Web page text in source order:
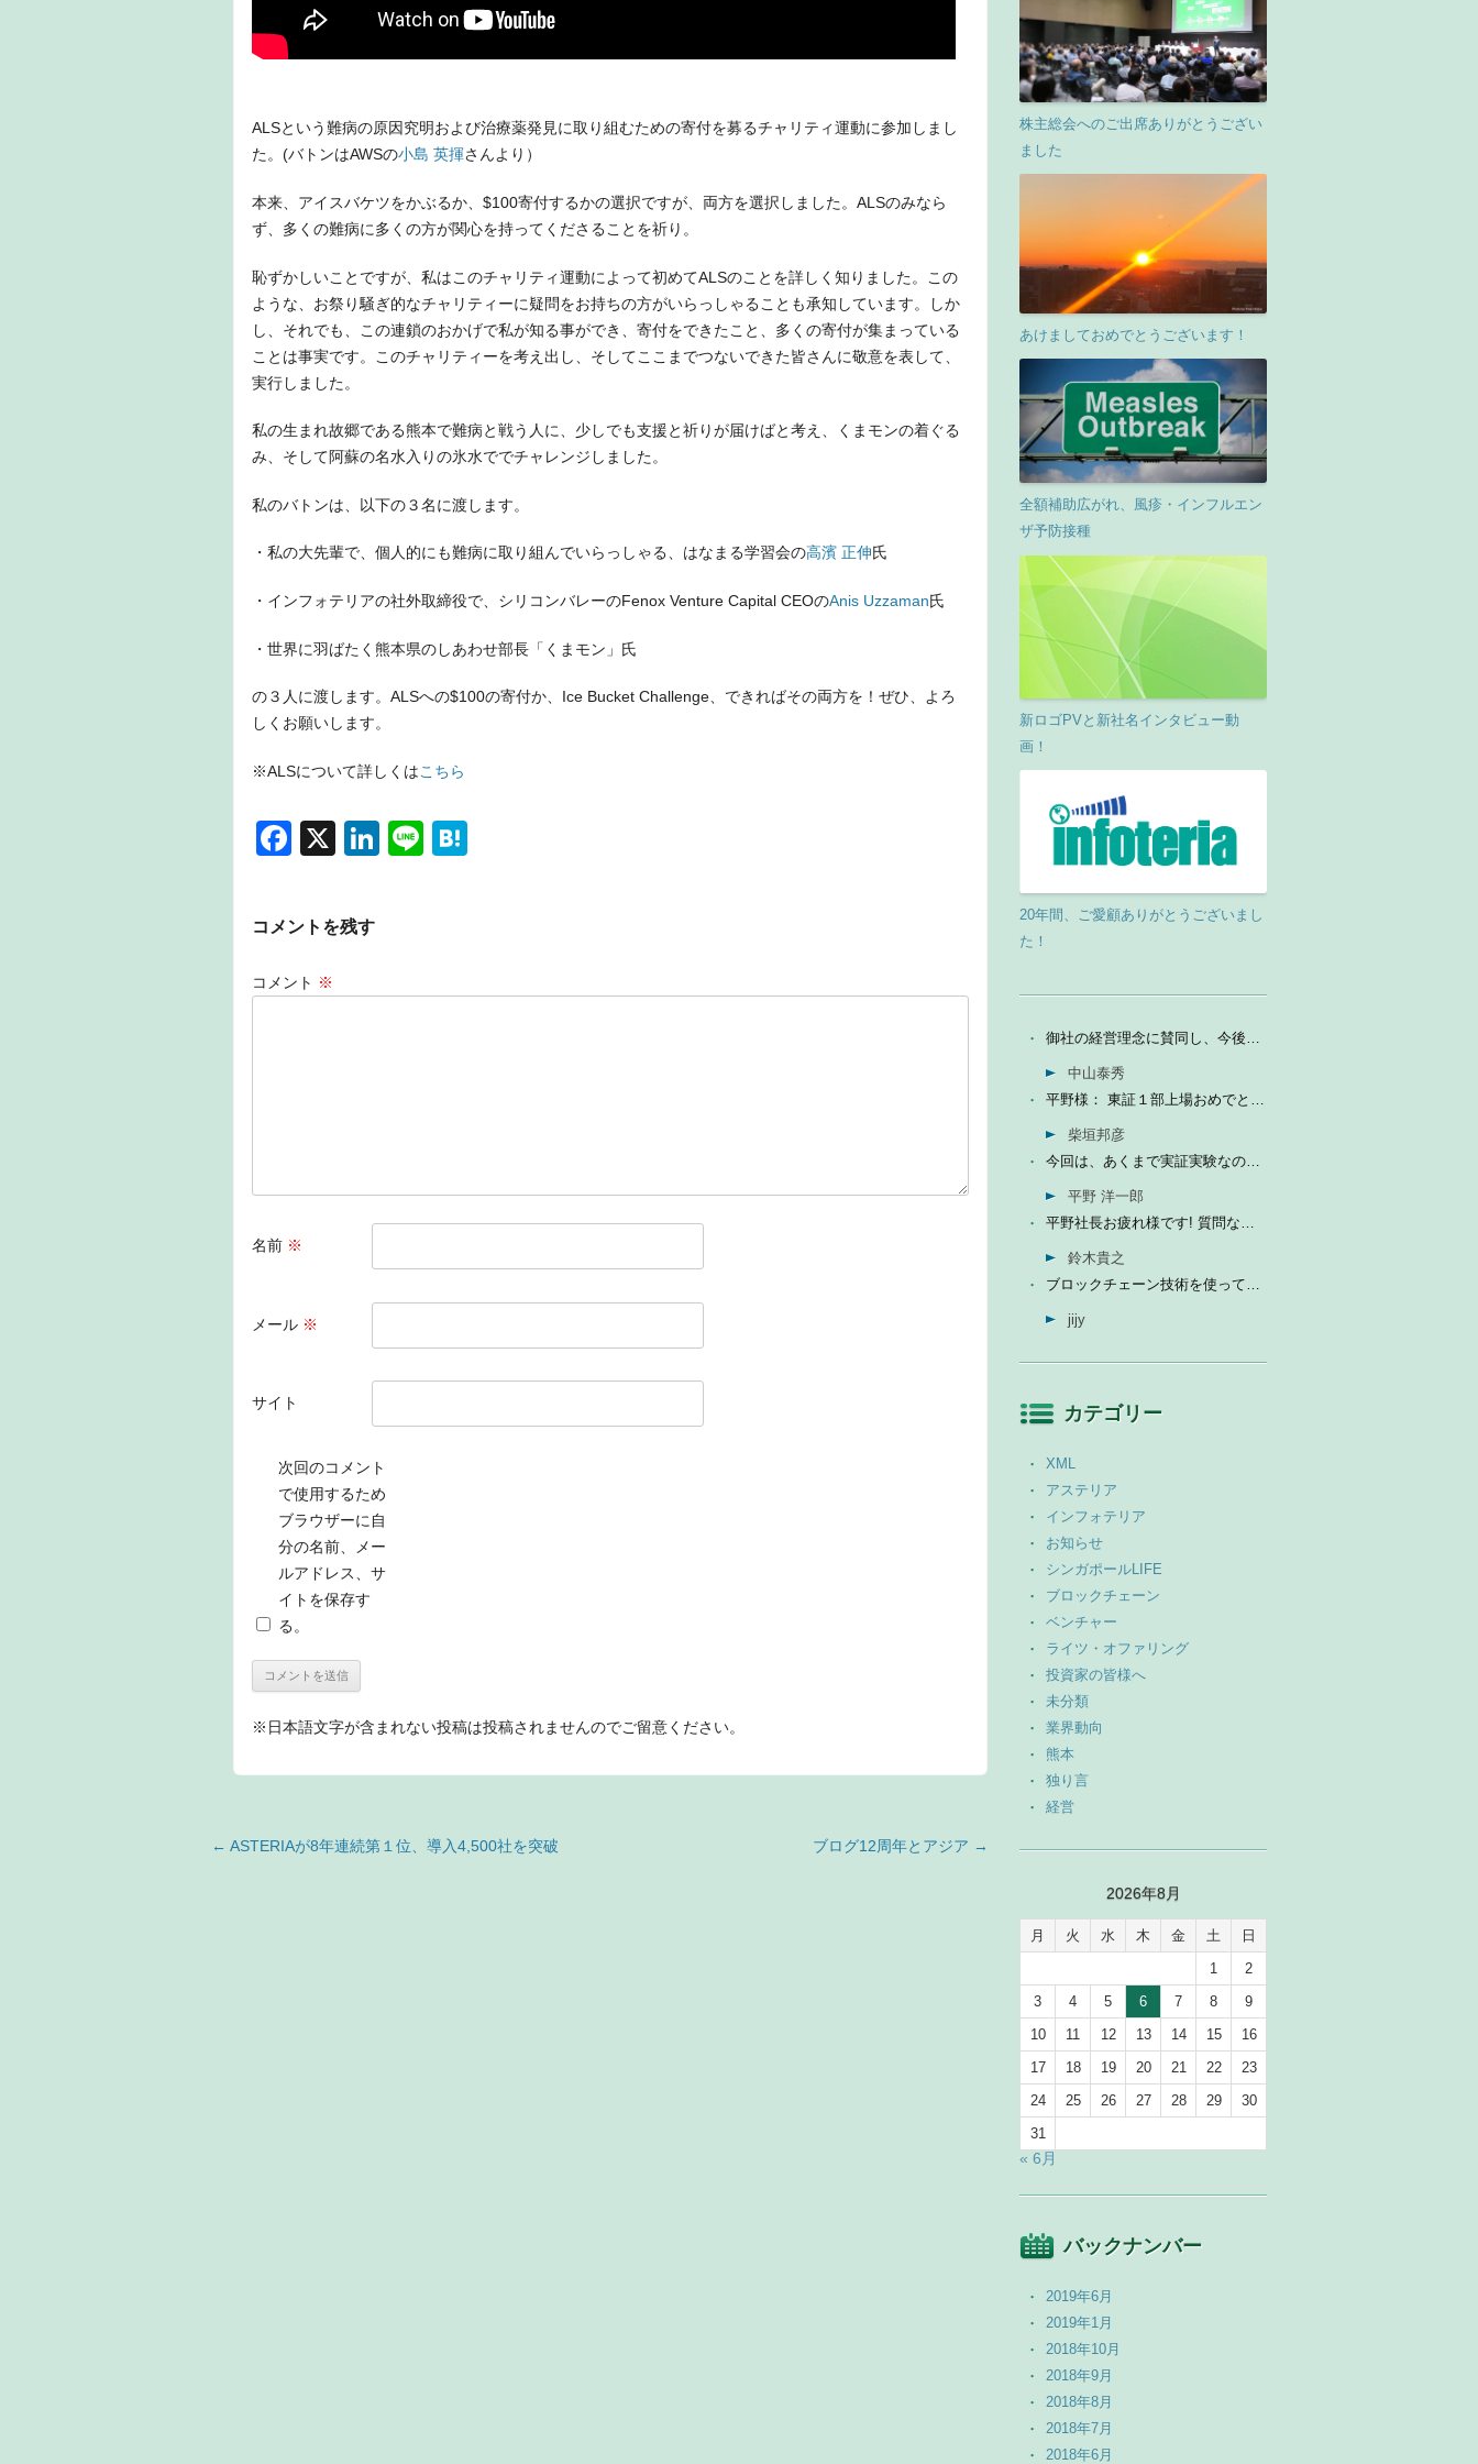
ALSという難病の原因究明および治療薬発見に取り組むための寄付を募るチャリティ運動に参加しまし
た。(バトンはAWSの小島 英揮さんより）
本来、アイスバケツをかぶるか、$100寄付するかの選択ですが、両方を選択しました。ALSのみなら
ず、多くの難病に多くの方が関心を持ってくださることを祈り。
恥ずかしいことですが、私はこのチャリティ運動によって初めてALSのことを詳しく知りました。この
ような、お祭り騒ぎ的なチャリティーに疑問をお持ちの方がいらっしゃることも承知しています。しか
し、それでも、この連鎖のおかげで私が知る事ができ、寄付をできたこと、多くの寄付が集まっている
ことは事実です。このチャリティーを考え出し、そしてここまでつないできた皆さんに敬意を表して、
実行しました。
私の生まれ故郷である熊本で難病と戦う人に、少しでも支援と祈りが届けばと考え、くまモンの着ぐる
み、そして阿蘇の名水入りの氷水ででチャレンジしました。
私のバトンは、以下の３名に渡します。
・私の大先輩で、個人的にも難病に取り組んでいらっしゃる、はなまる学習会の高濱 正伸氏
・インフォテリアの社外取締役で、シリコンバレーのFenox Venture Capital CEOのAnis Uzzaman氏
・世界に羽ばたく熊本県のしあわせ部長「くまモン」氏
の３人に渡します。ALSへの$100の寄付か、Ice Bucket Challenge、できればその両方を！ぜひ、よろ
しくお願いします。
※ALSについて詳しくはこちら
F
e
b
X
Li
Li
コメントを残す
コメント ※
名前 ※
メール ※
サイト
次回のコメント
で使用するため
ブラウザーに自
分の名前、メー
ルアドレス、サ
イトを保存す
る。
※日本語文字が含まれない投稿は投稿されませんのでご留意ください。
投稿ナビゲーション
← ASTERIAが8年連続第１位、導入4,500社を突破 ブログ12周年とアジア →
株主総会へのご出席ありがとうござい
ました
あけましておめでとうございます！
全額補助広がれ、風疹・インフルエン
ザ予防接種
新ロゴPVと新社名インタビュー動
画！
20年間、ご愛顧ありがとうございまし
た！
御社の経営理念に賛同し、今後の成長を期待して今日微量なが...
中山泰秀
平野様： 東証１部上場おめでとうございます。ひとえに平...
柴垣邦彦
今回は、あくまで実証実験なので、当社の売上に関しては未定...
平野 洋一郎
平野社長お疲れ様です! 質問なんですが、インフォテリアはソ...
鈴木貴之
ブロックチェーン技術を使って、現状それなりに触れる機会が...
jijy
カテゴリー
XML
アステリア
インフォテリア
お知らせ
シンガポールLIFE
ブロックチェーン
ベンチャー
ライツ・オファリング
投資家の皆様へ
未分類
業界動向
熊本
独り言
経営
2026年8月
月 火 水 木 金 土
日
1
2
3
4 5 6 7 8
9
10
11 12 13 14 15
16
17
18 19 20 21 22
23
24
25 26 27 28 29
30
31
« 6月
バックナンバー
2019年6月
2019年1月
2018年10月
2018年9月
2018年8月
2018年7月
2018年6月